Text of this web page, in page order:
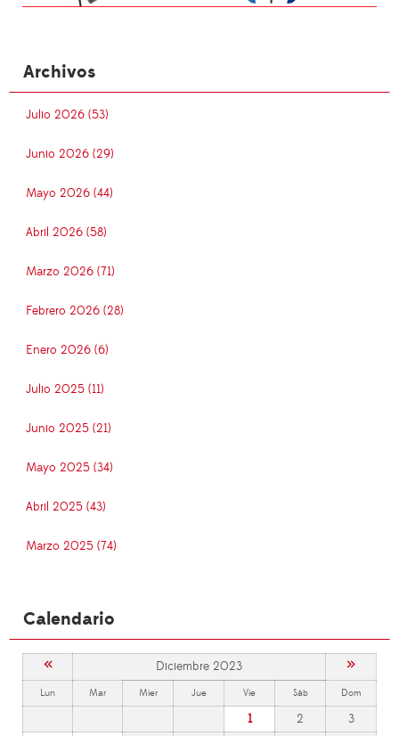
Archivos
Julio 2026 (53)
Junio 2026 (29)
Mayo 2026 (44)
Abril 2026 (58)
Marzo 2026 (71)
Febrero 2026 (28)
Enero 2026 (6)
Julio 2025 (11)
Junio 2025 (21)
Mayo 2025 (34)
Abril 2025 (43)
Marzo 2025 (74)
Calendario
« Diciembre 2023 »
Lun Mar Mier Jue Vie Sáb Dom
1 2
3